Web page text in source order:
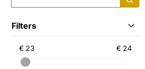
Filters
€ 23 € 24